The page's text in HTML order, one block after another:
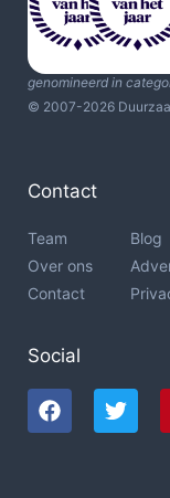
genomineerd in
© 2007-2026
Contact
Team
Over ons
Contact
Blog
Social